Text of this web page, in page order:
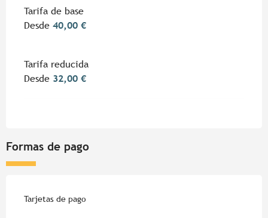
Tarifa de base
Desde 40,00 €
Tarifa reducida
Desde 32,00 €
Formas de pago
Tarjetas de pago